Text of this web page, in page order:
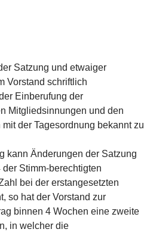
Satzung und etwaiger
Vorstand schriftlich
Einberufung der
Mitgliedsinnungen und den
der Tagesordnung bekannt zu
kann Änderungen der Satzung
Stimm-berechtigten
bei der erstangesetzten
so hat der Vorstand zur
binnen 4 Wochen eine zweite
in welcher die